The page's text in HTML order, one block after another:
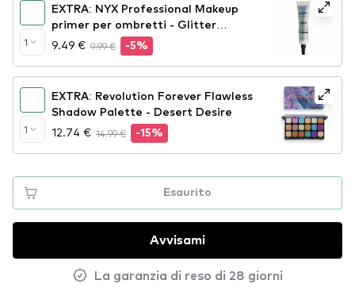
1
EXTRA: NYX Professional Makeup
primer per ombretti - Glitter
Primer (GLIP01)
9.49 € 9.99 € -5%
1
EXTRA: Revolution Forever Flawless
Shadow Palette - Desert Desire
12.74 € 14.99 € -15%
Esaurito
Avvisami
La garanzia di reso di 28 giorni